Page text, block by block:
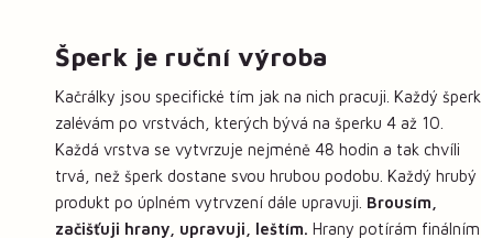
Šperk je ruční výroba
Kačrálky jsou specifické tím jak na nich pracuji. Každý šperk
zalévám po vrstvách, kterých bývá na šperku 4 až 10.
Každá vrstva se vytvrzuje nejméně 48 hodin a tak chvíli
trvá, než šperk dostane svou hrubou podobu. Každý hrubý
produkt po úplném vytrvzení dále upravuji. Brousím,
začišťuji hrany, upravuji, leštím. Hrany potírám finálním